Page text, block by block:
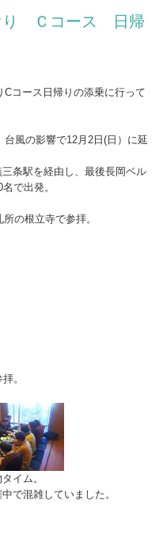
り Ｃコース 日帰
コース日帰りの添乗に行って
風の影響で12月2日(日）に延
条駅を経由し、最後長岡ベル
で出発。
の根立寺で参拝。
。
イム。
で混雑していました。